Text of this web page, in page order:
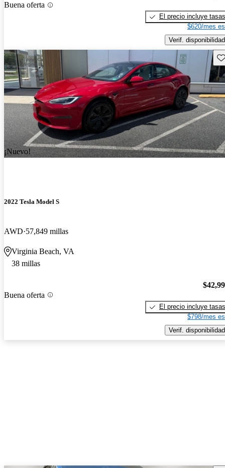
Buena oferta
El precio incluye tasas
$620/mes
Verif. disponibilidad
¡Nuevo!
2022 Tesla Model S
AWD 57,849 millas
Virginia Beach, VA
38 millas
Buena oferta
El precio incluye tasas
$798/mes
Verif. disponibilidad